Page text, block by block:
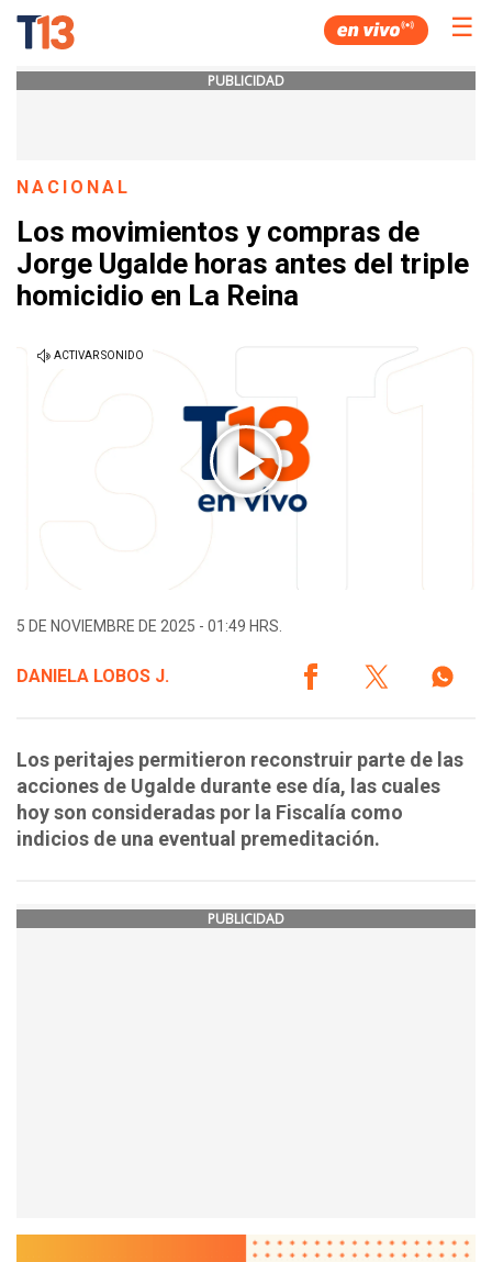
☰
PUBLICIDAD
NACIONAL
Los movimientos y compras de
Jorge Ugalde horas antes del triple
homicidio en La Reina
5 DE NOVIEMBRE DE 2025 - 01:49 HRS.
DANIELA LOBOS J.
Los peritajes permitieron reconstruir parte de las
acciones de Ugalde durante ese día, las cuales
hoy son consideradas por la Fiscalía como
indicios de una eventual premeditación.
PUBLICIDAD